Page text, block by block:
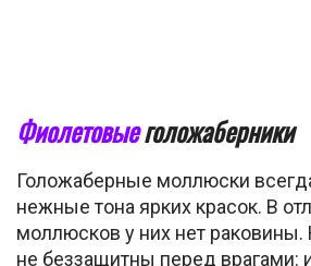
Фиолетовыеголожаберники
Голожаберные моллюски
нежные тона ярких красок. В
моллюсков у них нет
не беззащитны перед врагами: